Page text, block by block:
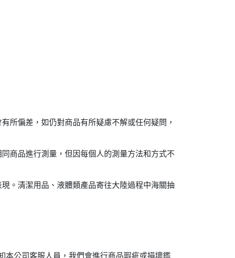
所偏差，如仍對商品有所疑慮不解或任何疑問，
商品進行測量，但因每個人的測量方法和方式不
。清潔用品、液體類產品寄往大陸過程中海關抽
本公司客服人員，我們會進行商品瑕疵或損壞鑑